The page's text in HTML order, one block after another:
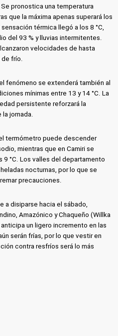
pronostica una temperatura
que la máxima apenas superará los
sensación térmica llegó a los 8 °C,
del 93 % y lluvias intermitentes.
velocidades de hasta
frío.
fenómeno se extenderá también al
mínimas entre 13 y 14 °C. La
persistente reforzará la
jornada.
termómetro puede descender
mientras que en Camiri se
9 °C. Los valles del departamento
nocturnas, por lo que se
precauciones.
a disiparse hacia el sábado,
Amazónico y Chaqueño (Willka
un ligero incremento en las
serán frías, por lo que vestir en
contra resfríos será lo más